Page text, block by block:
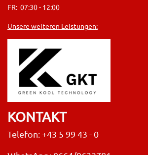
FR: 07:30 - 12:00
Unsere weiteren Leistungen:
KONTAKT
Telefon: +43 5 99 43 - 0